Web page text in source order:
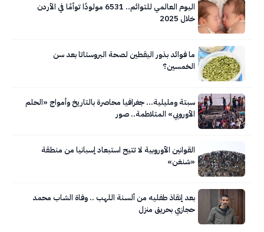
اليوم العالمي للتوائم.. 6531 مولودًا توأمًا في الأردن
خلال 2025
ما فوائد بذور اليقطين لصحة البروستاتا بعد سن
الخمسين؟
سبتة ومليلية… جغرافيا محاصرة بالتاريخ وأمواج «الحلم
الأوروبي» المتلاطمة.. صور
القوانين الأوروبية لا تتيح استبعاد إسبانيا من منطقة
«شنغن»
بعد إنقاذ طفليه من ألسنة اللهب .. وفاة الشاب محمد
حجازي بحريق منزل